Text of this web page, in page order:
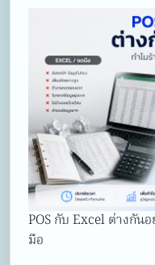
POS กับ Excel ต่างกัน
มือ